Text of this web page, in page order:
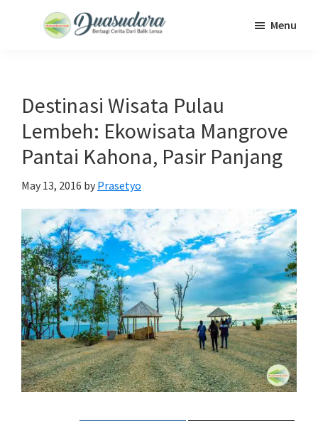
Balik
Lensa
Menu
Destinasi Wisata Pulau
Lembeh: Ekowisata Mangrove
Pantai Kahona, Pasir Panjang
May 13, 2016 by Prasetyo